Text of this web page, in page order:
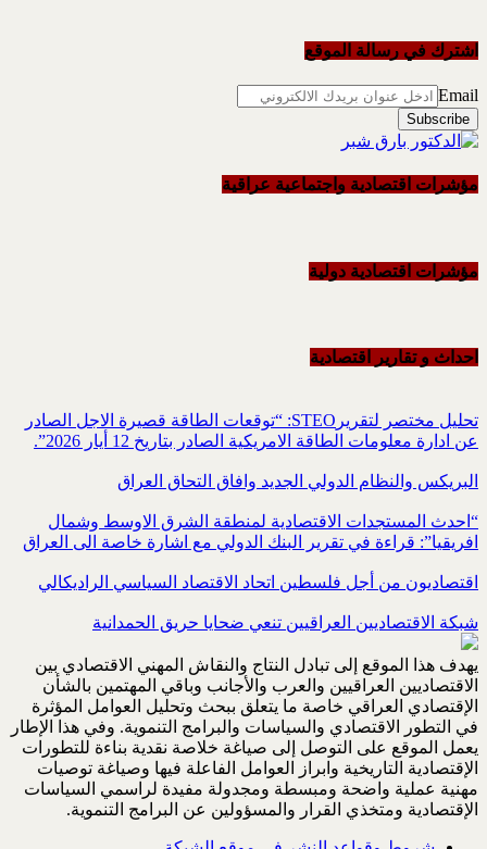
اشترك في رسالة الموقع
Email
مؤشرات اقتصادية واجتماعية عراقية
مؤشرات اقتصادية دولية
احداث و تقاریر اقتصادیة
تحليل مختصر لتقريرSTEO‏: “توقعات الطاقة قصيرة الاجل الصادر
عن ادارة معلومات الطاقة الامريكية ‏الصادر بتاريخ 12 أيار 2026”.‏
البريكس والنظام الدولي الجديد وافاق التحاق العراق
“احدث المستجدات الاقتصادية لمنطقة الشرق الاوسط وشمال
افريقيا”: قراءة في تقرير البنك الدولي مع اشارة خاصة الى العراق
اقتصاديون من أجل فلسطين اتحاد الاقتصاد السياسي الراديكالي
شبكة الاقتصاديين العراقيين تنعي ضحايا حريق الحمدانية
يهدف هذا الموقع إلى تبادل النتاج والنقاش المهني الاقتصادي بين
الاقتصاديين العراقيين والعرب والأجانب وباقي المهتمين بالشأن
الإقتصادي العراقي خاصة ما يتعلق ببحث وتحليل العوامل المؤثرة
في التطور الاقتصادي والسياسات والبرامج التنموية. وفي هذا الإطار
يعمل الموقع على التوصل إلى صياغة خلاصة نقدية بناءة للتطورات
الإقتصادية التاريخية وابراز العوامل الفاعلة فيها وصياغة توصيات
مهنية عملية واضحة ومبسطة ومجدولة مفيدة لراسمي السياسات
الإقتصادية ومتخذي القرار والمسؤولين عن البرامج التنموية.